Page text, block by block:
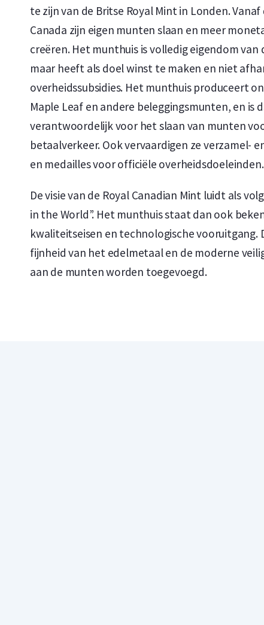
te zijn van de Britse Royal Mint in Londen.
Canada zijn eigen munten slaan en meer
creëren. Het munthuis is volledig eigendom van
maar heeft als doel winst te maken en niet
overheidssubsidies. Het munthuis produceert
Maple Leaf en andere beleggingsmunten, en is
verantwoordelijk voor het slaan van munten
betaalverkeer. Ook vervaardigen ze verzamel-
en medailles voor officiële overheidsdoeleinden.
De visie van de Royal Canadian Mint luidt als
in the World”. Het munthuis staat dan ook
kwaliteitseisen en technologische vooruitgang.
fijnheid van het edelmetaal en de moderne
aan de munten worden toegevoegd.